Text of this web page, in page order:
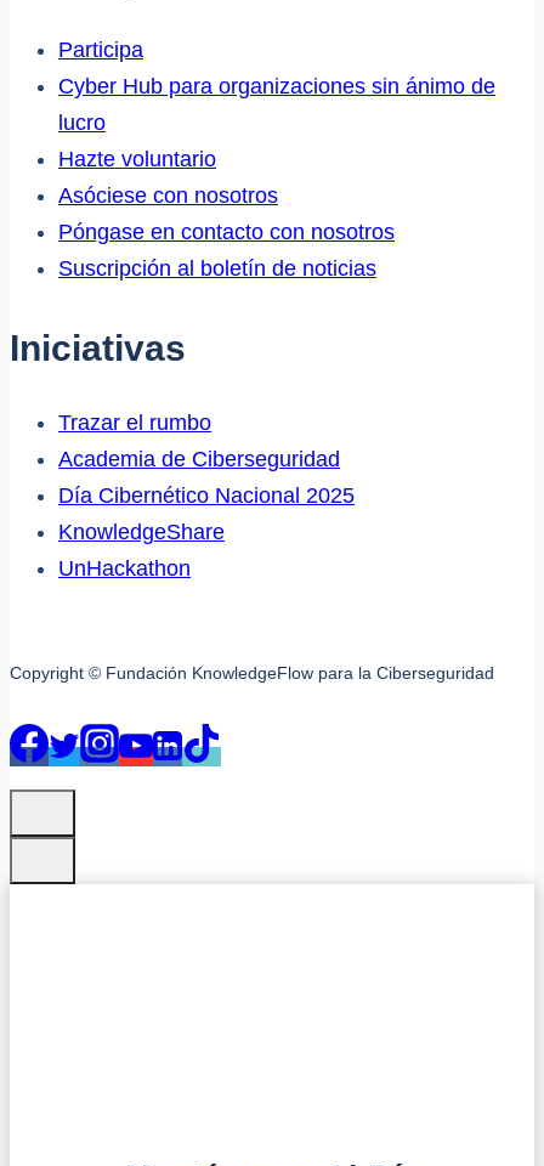
Participa
Cyber Hub para organizaciones sin ánimo de
lucro
Hazte voluntario
Asóciese con nosotros
Póngase en contacto con nosotros
Suscripción al boletín de noticias
Iniciativas
Trazar el rumbo
Academia de Ciberseguridad
Día Cibernético Nacional 2025
KnowledgeShare
UnHackathon
Copyright © Fundación KnowledgeFlow para la Ciberseguridad